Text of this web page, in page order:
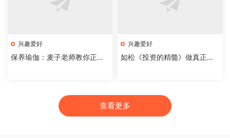
兴趣爱好
保养瑜伽：麦子老师教你正确
兴趣爱好
如松《投资的精髓》做真正的
查看更多